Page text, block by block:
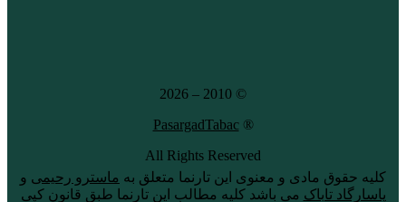
© 2010 – 2026
®
PasargadTabac
All Rights Reserved
كليه حقوق مادی و معنوی اين تارنما متعلق به ماسترو رحیمی و
پاسارگاد تاباک می باشد کلیه مطالب این تارنما طبق قانون کپی